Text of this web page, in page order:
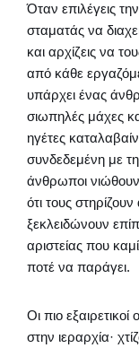
Όταν επιλέγεις
σταματάς να
και αρχίζεις να
από κάθε
υπάρχει ένας
σιωπηλές μάχες
ηγέτες
συνδεδεμένη με
άνθρωποι νιώθουν
ότι τους
ξεκλειδώνουν
αριστείας που
ποτέ να παράγει.
Οι πιο
στην ιεραρχία·